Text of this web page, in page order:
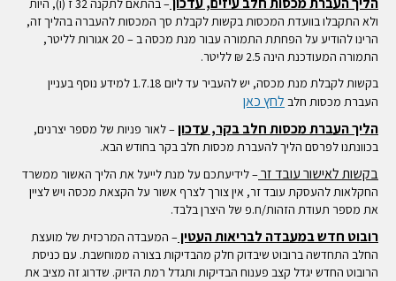
– בהתאם לתקנה 32 ז (ו), היות
ולא התקבלו בוועדת המכסות בקשות לקבלת סך המכסות להעברה בהליך זה,
הרינו להודיע על הפחתת התמורה עבור מנת מכסה ב – 20 אגורות לליטר,
התמורה המעודכנת הינה 2.5 ₪ לליטר.
בקשות לקבלת מנת מכסה, יש להעביר עד ליום 1.7.18 למידע נוסף בעניין
העברת מכסות חלב לחץ כאן
הליך העברת מכסות חלב בקר, עדכון– לאור פניות של מספר יצרנים,
בכוונתנו לפרסם הליך להעברת מכסות חלב בקר בחודש הבא.
בקשות לאישור עובד זר– לידיעתכם על מנת לייעל את הליך האשור ממשרד
החקלאות להעסקת עובד זר, אין צורך לצרף אשור על הקצאת מכסה ויש לציין
את מספר תעודת הזהות/ח.פ של היצרן בלבד.
רובוט חדש במעבדה לבריאות העטין– המעבדה המרכזית של מועצת
החלב התחדשה ברובוט שיבדוק חלק מהבדיקות בצורה ממוחשבת. עם כניסת
הרובוט החדש יגדל קצב פענוח הבדיקות ותגדל רמת הדיוק. שדרוג זה מציב את